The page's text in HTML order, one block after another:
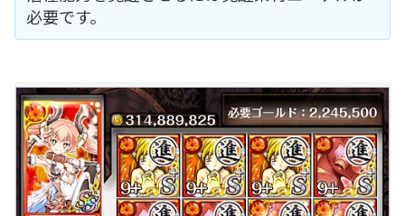
必要です。